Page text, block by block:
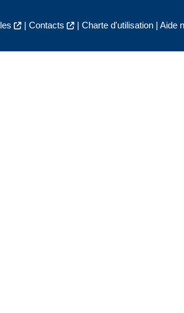
| Contacts | Charte d'utilisation| Aide